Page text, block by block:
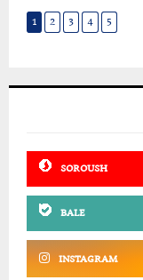
1 2 3 4 5
SOROUSH
BALE
INSTAGRAM